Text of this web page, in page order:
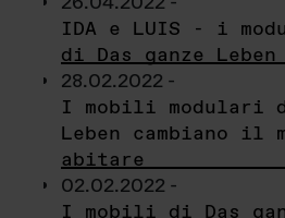
IDA e LUIS - i
di Das ganze Leben
28.02.2022 -
I mobili modulari
Leben cambiano il
abitare
02.02.2022 -
I mobili di Das